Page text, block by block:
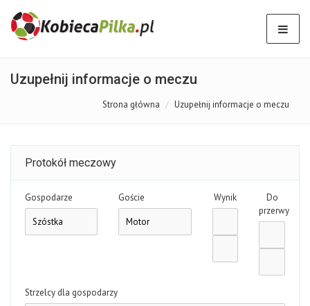
Uzupełnij informacje o meczu
Strona główna Uzupełnij informacje o meczu
Protokół meczowy
Gospodarze Goście Wynik
Do
przerwy
Strzelcy dla gospodarzy